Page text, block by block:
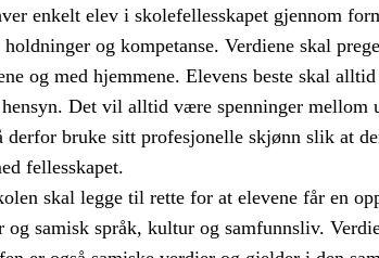
enkelt elev i skolefellesskapet gjennom
og kompetanse. Verdiene skal
og med hjemmene. Elevens beste skal
hensyn. Det vil alltid være spenninger mellom
bruke sitt profesjonelle skjønn slik at
fellesskapet.
skal legge til rette for at elevene får en
og samisk språk, kultur og samfunnsliv.